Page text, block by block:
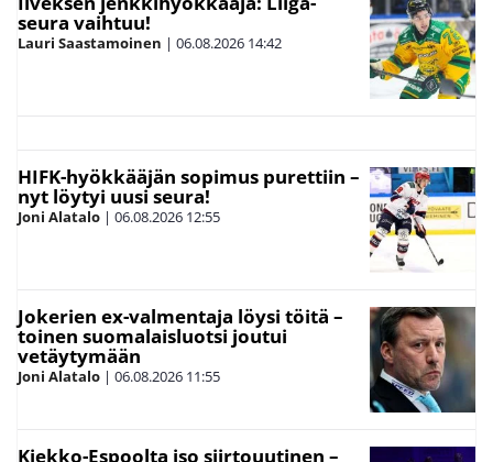
seura vaihtuu!
Lauri Saastamoinen | 06.08.2026 14:42
HIFK-hyökkääjän sopimus purettiin –
nyt löytyi uusi seura!
Joni Alatalo | 06.08.2026 12:55
Jokerien ex-valmentaja löysi töitä –
toinen suomalaisluotsi joutui
vetäytymään
Joni Alatalo | 06.08.2026 11:55
Kiekko-Espoolta iso siirtouutinen –